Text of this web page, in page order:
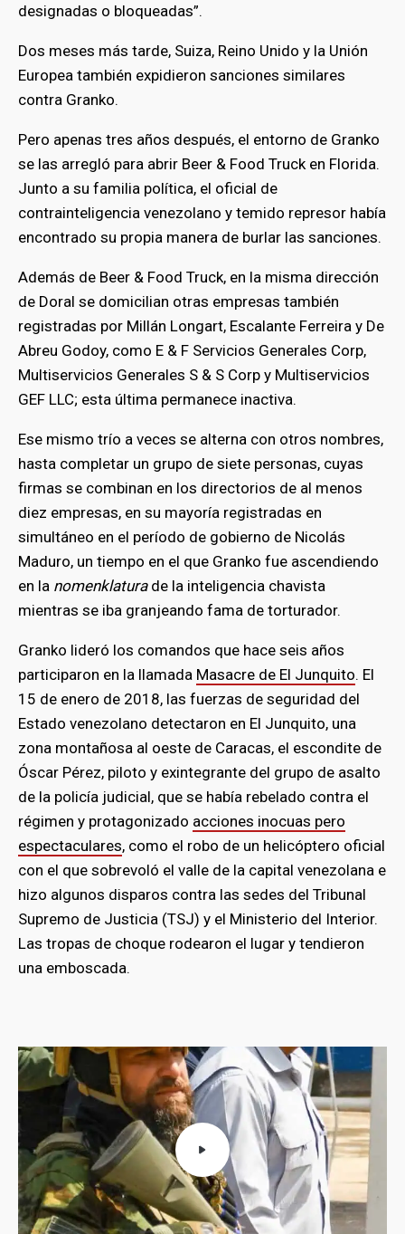
designadas o bloqueadas”.
Dos meses más tarde, Suiza, Reino Unido y la Unión
Europea también expidieron sanciones similares
contra Granko.
Pero apenas tres años después, el entorno de Granko
se las arregló para abrir Beer & Food Truck en Florida.
Junto a su familia política, el oficial de
contrainteligencia venezolano y temido represor había
encontrado su propia manera de burlar las sanciones.
Además de Beer & Food Truck, en la misma dirección
de Doral se domicilian otras empresas también
registradas por Millán Longart, Escalante Ferreira y De
Abreu Godoy, como E & F Servicios Generales Corp,
Multiservicios Generales S & S Corp y Multiservicios
GEF LLC; esta última permanece inactiva.
Ese mismo trío a veces se alterna con otros nombres,
hasta completar un grupo de siete personas, cuyas
firmas se combinan en los directorios de al menos
diez empresas, en su mayoría registradas en
simultáneo en el período de gobierno de Nicolás
Maduro, un tiempo en el que Granko fue ascendiendo
en la nomenklatura de la inteligencia chavista
mientras se iba granjeando fama de torturador.
Granko lideró los comandos que hace seis años
participaron en la llamada Masacre de El Junquito. El
15 de enero de 2018, las fuerzas de seguridad del
Estado venezolano detectaron en El Junquito, una
zona montañosa al oeste de Caracas, el escondite de
Óscar Pérez, piloto y exintegrante del grupo de asalto
de la policía judicial, que se había rebelado contra el
régimen y protagonizado acciones inocuas pero
espectaculares, como el robo de un helicóptero oficial
con el que sobrevoló el valle de la capital venezolana e
hizo algunos disparos contra las sedes del Tribunal
Supremo de Justicia (TSJ) y el Ministerio del Interior.
Las tropas de choque rodearon el lugar y tendieron
una emboscada.